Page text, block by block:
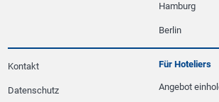
Hamburg
Berlin
Kontakt
Datenschutz
Für Hoteliers
Angebot